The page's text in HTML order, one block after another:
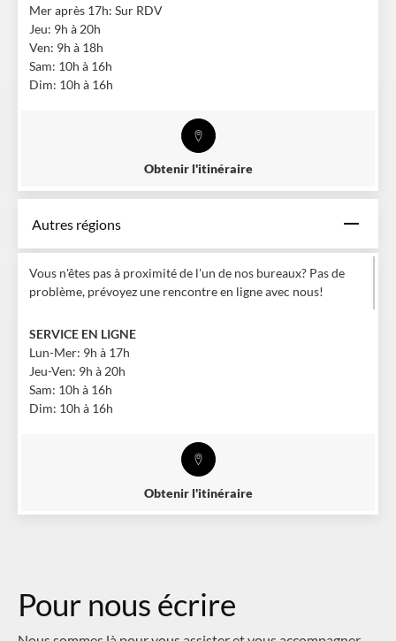
Mer après 17h: Sur RDV
Jeu: 9h à 20h
Ven: 9h à 18h
Sam: 10h à 16h
Dim: 10h à 16h
Obtenir l'itinéraire
Autres régions
Vous n'êtes pas à proximité de l'un de nos bureaux? Pas de
problème, prévoyez une rencontre en ligne avec nous!
SERVICE EN LIGNE
Lun-Mer: 9h à 17h
Jeu-Ven: 9h à 20h
Sam: 10h à 16h
Dim: 10h à 16h
Obtenir l'itinéraire
Pour nous écrire